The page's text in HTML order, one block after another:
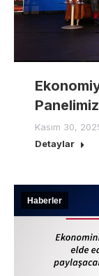
Kasım 30,
Detaylar
Haberler